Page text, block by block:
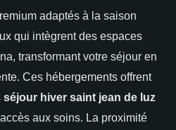
adaptés à la saison
qui intègrent des espaces
transformant votre séjour en
Ces hébergements offrent
séjour hiver saint jean de luz
aux soins. La proximité